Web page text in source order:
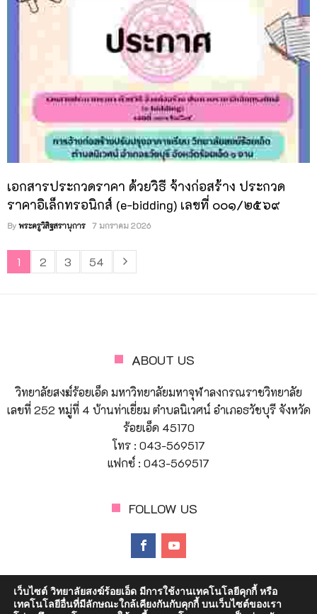
เอกสารประกวดราคา ด้วยวิธี จ้างก่อสร้าง ประกวด
ราคาอิเล็กทรอนิกส์ (e-bidding) เลขที่ ๐๐๑/๒๕๖๙
By พระครูวิสิฐสรานุการ 7 มกราคม 2026
1 2 3 54
ABOUT US
วิทยาลัยสงฆ์ร้อยเอ็ด มหาวิทยาลัยมหาจุฬาลงกรณราชวิทยาลัย
เลขที่ 252 หมู่ที่ 4 บ้านท่าเยี่ยม ตำบลนิเวศน์ อำเภอธวัชบุรี จังหวัด
ร้อยเอ็ด 45170
โทร : 043-569517
แฟกซ์ : 043-569517
FOLLOW US
เว็บไซต์ วิทยาลัยสงฆ์ร้อยเอ็ด มีการใช้งานเทคโนโลยีคุกกี้ หรือ
เทคโนโลยีอื่นที่มีลักษณะใกล้เคียงกันกับคุกกี้ บนเว็บไซต์ของเรา